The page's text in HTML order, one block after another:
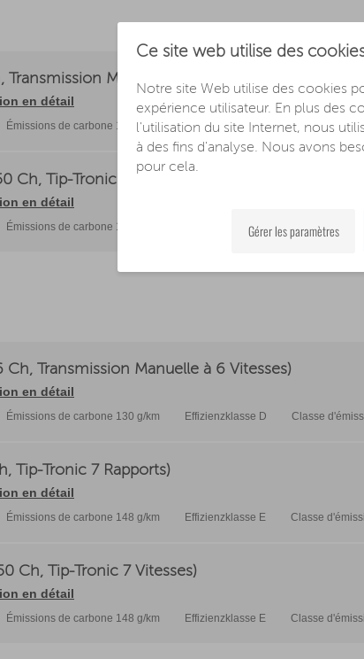
Transmission Manuelle à 6 Vitesses)
en détail
Émissions de carbone 138 g/km Effizienzklasse E Classe
Ch, Tip-Tronic 7 Vitesses)
en détail
Émissions de carbone 139 g/km Effizienzklasse E Classe
Ch, Transmission Manuelle à 6 Vitesses)
en détail
Émissions de carbone 130 g/km Effizienzklasse D Classe
Tip-Tronic 7 Rapports)
en détail
Émissions de carbone 148 g/km Effizienzklasse E Classe
Ch, Tip-Tronic 7 Vitesses)
en détail
Émissions de carbone 148 g/km Effizienzklasse E Classe
Ce site web utilise des
Notre site Web utilise des cookies
expérience utilisateur. En plus des
l'utilisation du site Internet, nous
à des fins d'analyse. Nous avons
pour cela.
Gérer les paramètres